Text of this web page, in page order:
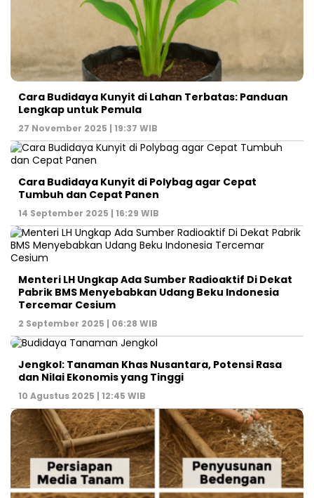
Cara Budidaya Kunyit di Lahan Terbatas: Panduan
Lengkap untuk Pemula
27 November 2025 | 19:37 WIB
Cara Budidaya Kunyit di Polybag agar Cepat
Tumbuh dan Cepat Panen
14 September 2025 | 16:29 WIB
Menteri LH Ungkap Ada Sumber Radioaktif Di Dekat
Pabrik BMS Menyebabkan Udang Beku Indonesia
Tercemar Cesium
2 September 2025 | 06:28 WIB
Jengkol: Tanaman Khas Nusantara, Potensi Rasa
dan Nilai Ekonomis yang Tinggi
10 Agustus 2025 | 12:45 WIB